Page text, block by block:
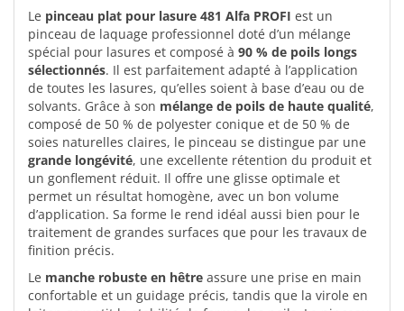
Le pinceau plat pour lasure 481 Alfa PROFI est un
pinceau de laquage professionnel doté d’un mélange
spécial pour lasures et composé à 90 % de poils longs
sélectionnés. Il est parfaitement adapté à l’application
de toutes les lasures, qu’elles soient à base d’eau ou de
solvants. Grâce à son mélange de poils de haute qualité,
composé de 50 % de polyester conique et de 50 % de
soies naturelles claires, le pinceau se distingue par une
grande longévité, une excellente rétention du produit et
un gonflement réduit. Il offre une glisse optimale et
permet un résultat homogène, avec un bon volume
d’application. Sa forme le rend idéal aussi bien pour le
traitement de grandes surfaces que pour les travaux de
finition précis.
Le manche robuste en hêtre assure une prise en main
confortable et un guidage précis, tandis que la virole en